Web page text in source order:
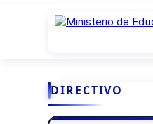
DIRECTIVO